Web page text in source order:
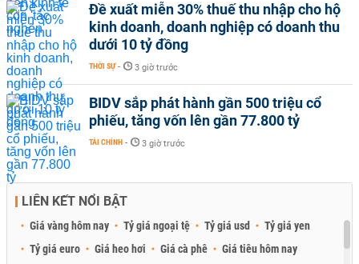
Đề xuất miễn 30% thuế thu nhập cho hộ
kinh doanh, doanh nghiệp có doanh thu
dưới 10 tỷ đồng
THỜI SỰ - 3 giờ trước
BIDV sắp phát hành gần 500 triệu cổ
phiếu, tăng vốn lên gần 77.800 tỷ
TÀI CHÍNH - 3 giờ trước
LIÊN KẾT NỔI BẬT
Giá vàng hôm nay Tỷ giá ngoại tệ Tỷ giá usd
Tỷ giá yen
Tỷ giá euro
Giá heo hơi Giá cà phê Giá tiêu hôm nay